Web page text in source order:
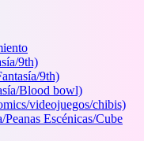
9th)
9th)
Blood bowl)
videojuegos/chibis)
Escénicas/Cube